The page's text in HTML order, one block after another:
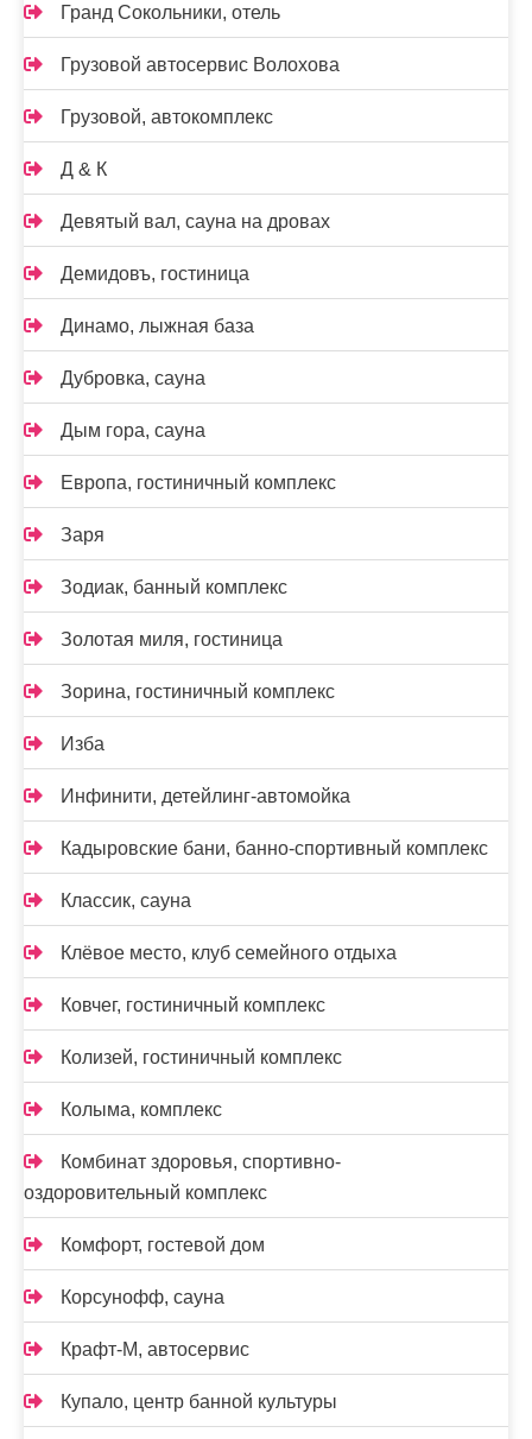
Гранд Сокольники, отель
Грузовой автосервис Волохова
Грузовой, автокомплекс
Д & К
Девятый вал, сауна на дровах
Демидовъ, гостиница
Динамо, лыжная база
Дубровка, сауна
Дым гора, сауна
Европа, гостиничный комплекс
Заря
Зодиак, банный комплекс
Золотая миля, гостиница
Зорина, гостиничный комплекс
Изба
Инфинити, детейлинг-автомойка
Кадыровские бани, банно-спортивный комплекс
Классик, сауна
Клёвое место, клуб семейного отдыха
Ковчег, гостиничный комплекс
Колизей, гостиничный комплекс
Колыма, комплекс
Комбинат здоровья, спортивно-
оздоровительный комплекс
Комфорт, гостевой дом
Корсунофф, сауна
Крафт-М, автосервис
Купало, центр банной культуры